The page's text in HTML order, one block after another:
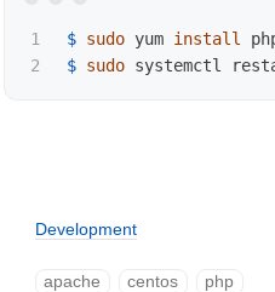
1
$ sudo yum install
$ sudo
Development
apache centos php